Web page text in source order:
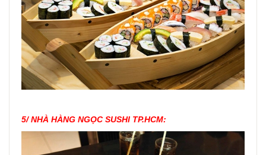
5/ NHÀ HÀNG NGỌC SUSHI TP.HCM: